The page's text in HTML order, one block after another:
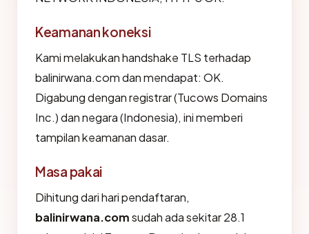
Keamanan koneksi
Kami melakukan handshake TLS terhadap
balinirwana.com dan mendapat: OK.
Digabung dengan registrar (Tucows Domains
Inc.) dan negara (Indonesia), ini memberi
tampilan keamanan dasar.
Masa pakai
Dihitung dari hari pendaftaran,
balinirwana.comsudah ada sekitar 28.1